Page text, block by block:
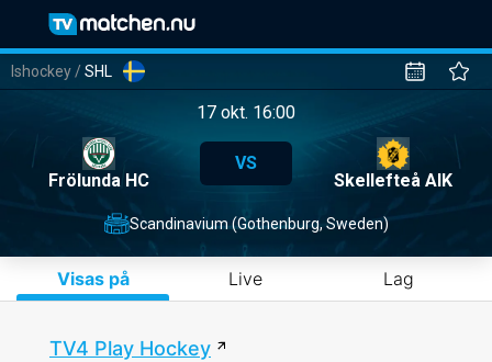
Ishockey /SHL
17 okt. 16:00
Frölunda HC
VS
Skellefteå AIK
Scandinavium (Gothenburg, Sweden)
Visas på Live Lag
TV4 Play Hockey